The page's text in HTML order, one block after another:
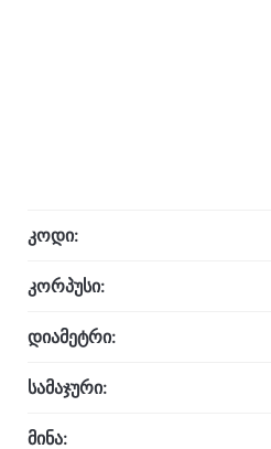
კოდი:
კორპუსი:
დიამეტრი:
სამაჯური:
მინა: